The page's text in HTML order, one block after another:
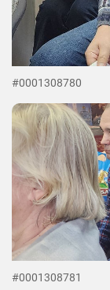
#0001308780
#0001308781